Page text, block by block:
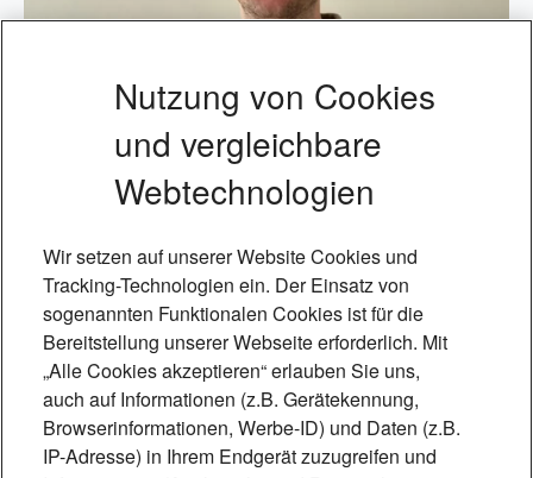
Foto: Victoria Weden
„Wir stehen beim Klima
besser da, als wir
denken“
Nutzung von Cookies
und vergleichbare
Webtechnologien
Wir setzen auf unserer Website Cookies und
Tracking-Technologien ein. Der Einsatz von
sogenannten Funktionalen Cookies ist für die
Bereitstellung unserer Webseite erforderlich. Mit
„Alle Cookies akzeptieren“ erlauben Sie uns,
auch auf Informationen (z.B. Gerätekennung,
Browserinformationen, Werbe-ID) und Daten (z.B.
IP-Adresse) in Ihrem Endgerät zuzugreifen und